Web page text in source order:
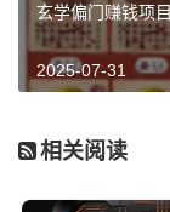
玄学偏门赚钱项
2025-07-31
相关阅读